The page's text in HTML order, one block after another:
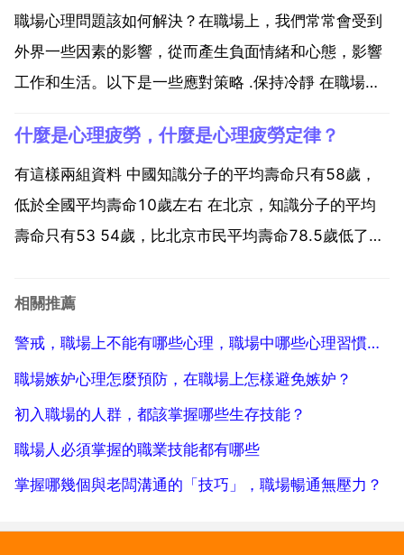
法窺探地球意外的其他星球奧妙，確實可能不一樣。宇
宙第一定律是...
職場心理問題該如何解決？在職場上，我們常常會受到
外界一些因素的影響，從而產生負面情緒和心態，影響
工作和生活。以下是一些應對策略 .保持冷靜 在職場上
不愉快的事情，可以暫時離開現場，冷靜思考和處理。.
學會傾訴 如果心理承受能力較弱，可以向朋友 家人分
享自...
什麼是心理疲勞，什麼是心理疲勞定律？
有這樣兩組資料 中國知識分子的平均壽命只有58歲，
低於全國平均壽命10歲左右 在北京，知識分子的平均
壽命只有53 54歲，比北京市民平均壽命78.5歲低了20
已不再是個案，而成為了一種群體現象。為什麼有那麼
相關推薦
警戒，職場上不能有哪些心理，職場中哪些心理習慣要不得
職場嫉妒心理怎麼預防，在職場上怎樣避免嫉妒？
初入職場的人群，都該掌握哪些生存技能？
職場人必須掌握的職業技能都有哪些
掌握哪幾個與老闆溝通的「技巧」，職場暢通無壓力？